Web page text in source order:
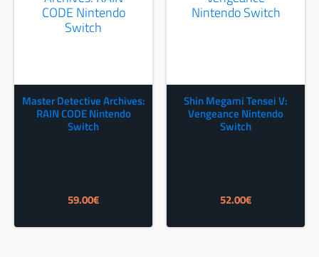
Master Detective Archives:
RAIN CODE Nintendo
Switch
59.00€
Shin Megami Tensei V:
Vengeance Nintendo
Switch
52.00€